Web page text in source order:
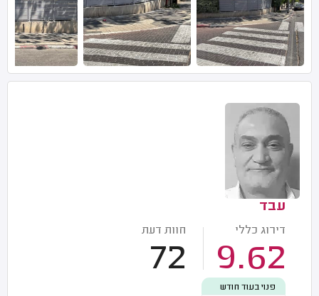
עבד
דירוג כללי
9.62
חוות דעת
72
פנוי בעוד חודש